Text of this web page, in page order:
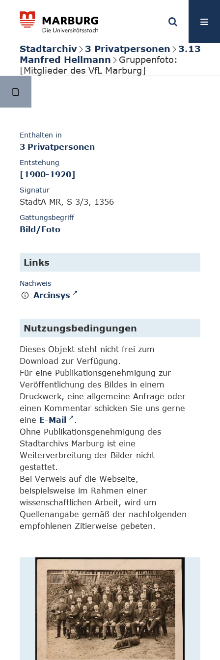
Stadtarchiv 3 Privatpersonen
3.13
Manfred Hellmann
Gruppenfoto:
[Mitglieder des VfL Marburg]
Enthalten in
3 Privatpersonen
Entstehung
[1900-1920]
Signatur
StadtA MR, S 3/3, 1356
Gattungsbegriff
Bild/Foto
Links
Nachweis
Arcinsys
Nutzungsbedingungen
Dieses Objekt steht nicht frei zum
Download zur Verfügung.
Für eine Publikationsgenehmigung zur
Veröffentlichung des Bildes in einem
Druckwerk, eine allgemeine Anfrage oder
einen Kommentar schicken Sie uns gerne
eine E-Mail
.
Ohne Publikationsgenehmigung des
Stadtarchivs Marburg ist eine
Weiterverbreitung der Bilder nicht
gestattet.
Bei Verweis auf die Webseite,
beispielsweise im Rahmen einer
wissenschaftlichen Arbeit, wird um
Quellenangabe gemäß der nachfolgenden
empfohlenen Zitierweise gebeten.